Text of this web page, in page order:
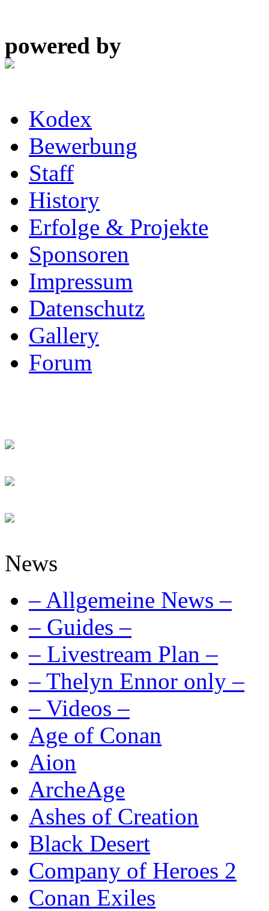
powered by
Kodex
Bewerbung
Staff
History
Erfolge & Projekte
Sponsoren
Impressum
Datenschutz
Gallery
Forum
News
– Allgemeine News –
– Guides –
– Livestream Plan –
– Thelyn Ennor only –
– Videos –
Age of Conan
Aion
ArcheAge
Ashes of Creation
Black Desert
Company of Heroes 2
Conan Exiles